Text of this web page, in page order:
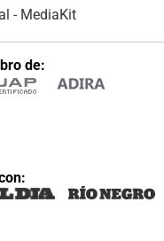
- MediaKit
de: